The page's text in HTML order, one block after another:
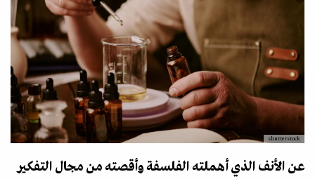
shutterstock
عن الأنف الذي أهملته الفلسفة وأقصته من مجال التفكير